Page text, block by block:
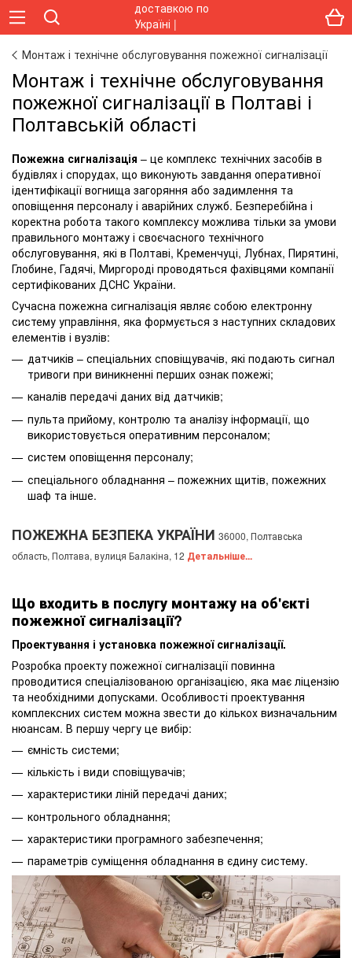
Монтаж і технічне обслуговування пожежної сигналізації
Монтаж і технічне обслуговування
пожежної сигналізації в Полтаві і
Полтавській області
Пожежна сигналізація – це комплекс технічних засобів в
будівлях і спорудах, що виконують завдання оперативної
ідентифікації вогнища загоряння або задимлення та
оповіщення персоналу і аварійних служб. Безперебійна і
коректна робота такого комплексу можлива тільки за умови
правильного монтажу і своєчасного технічного
обслуговування, які в Полтаві, Кременчуці, Лубнах, Пирятині,
Глобине, Гадячі, Миргороді проводяться фахівцями компанії
сертифікованих ДСНС України.
Сучасна пожежна сигналізація являє собою електронну
систему управління, яка формується з наступних складових
елементів і вузлів:
датчиків – спеціальних сповіщувачів, які подають сигнал
тривоги при виникненні перших ознак пожежі;
каналів передачі даних від датчиків;
пульта прийому, контролю та аналізу інформації, що
використовується оперативним персоналом;
систем оповіщення персоналу;
спеціального обладнання – пожежних щитів, пожежних
шаф та інше.
ПОЖЕЖНА БЕЗПЕКА УКРАЇНИ 36000, Полтавська
область, Полтава, вулиця Балакіна, 12 Детальніше...
Що входить в послугу монтажу на об'єкті
пожежної сигналізації?
Проектування і установка пожежної сигналізації.
Розробка проекту пожежної сигналізації повинна
проводитися спеціалізованою організацією, яка має ліцензію
та необхідними допусками. Особливості проектування
комплексних систем можна звести до кількох визначальним
нюансам. В першу чергу це вибір:
ємність системи;
кількість і види сповіщувачів;
характеристики ліній передачі даних;
контрольного обладнання;
характеристики програмного забезпечення;
параметрів суміщення обладнання в єдину систему.